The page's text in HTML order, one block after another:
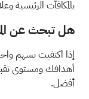
بالمكافآت الرئيسية
هل تبحث عن
إذا اكتفيت بسهم
أهدافك ومستوى
أفضل.